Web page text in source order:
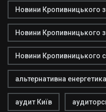
Новини Кропивницького
Новини Кропивницького
Новини Кропивницького
альтернативна енергетика
аудит Київ